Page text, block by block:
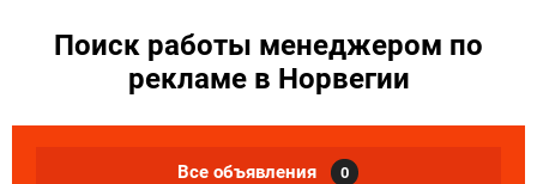
Поиск работы менеджером по
рекламе в Норвегии
Все объявления 0